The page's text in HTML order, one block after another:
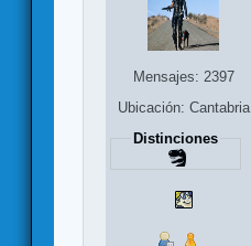
Mensajes: 2397
Ubicación: Cantabria
Distinciones